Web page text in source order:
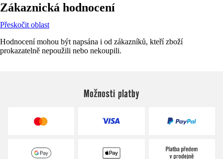
Zákaznická hodnocení
Přeskočit oblast
Hodnocení mohou být napsána i od zákazníků, kteří zboží
prokazatelně nepoužili nebo nekoupili.
Možnosti platby